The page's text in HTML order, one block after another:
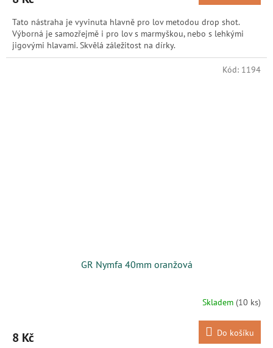
Tato nástraha je vyvinuta hlavně pro lov metodou drop shot.
Výborná je samozřejmě i pro lov s marmyškou, nebo s lehkými
jigovými hlavami. Skvělá záležitost na dírky.
GR Nymfa 40mm oranžová
Skladem (10 ks)
8 Kč Do košíku
Kód: 1194